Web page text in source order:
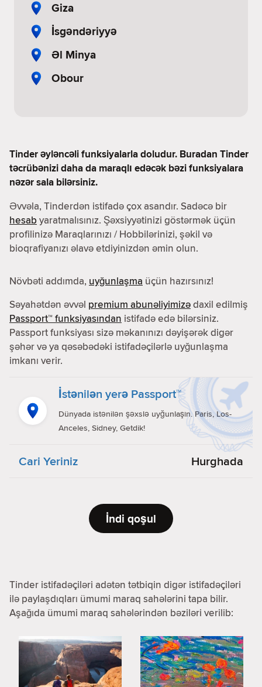
Giza
İsgəndəriyyə
Əl Minya
Obour
Tinder əyləncəli funksiyalarla doludur. Buradan Tinder
təcrübənizi daha da maraqlı edəcək bəzi funksiyalara
nəzər sala bilərsiniz.
Əvvəla, Tinderdən istifadə çox asandır. Sadəcə bir
hesab yaratmalısınız. Şəxsiyyətinizi göstərmək üçün
profilinizə Maraqlarınızı / Hobbilərinizi, şəkil və
bioqrafiyanızı əlavə etdiyinizdən əmin olun.
Növbəti addımda, uyğunlaşma üçün hazırsınız!
Səyahətdən əvvəl premium abunəliyimizədaxil edilmiş
Passport™ funksiyasından istifadə edə bilərsiniz.
Passport funksiyası sizə məkanınızı dəyişərək digər
şəhər və ya qəsəbədəki istifadəçilərlə uyğunlaşma
imkanı verir.
İstənilən yerə Passport™
Dünyada istənilən şəxslə uyğunlaşın. Paris, Los-
Anceles, Sidney, Getdik!
Cari Yeriniz Hurghada
İndi qoşul
Tinder istifadəçiləri adətən tətbiqin digər istifadəçiləri
ilə paylaşdıqları ümumi maraq sahələrini tapa bilir.
Aşağıda ümumi maraq sahələrindən bəziləri verilib: